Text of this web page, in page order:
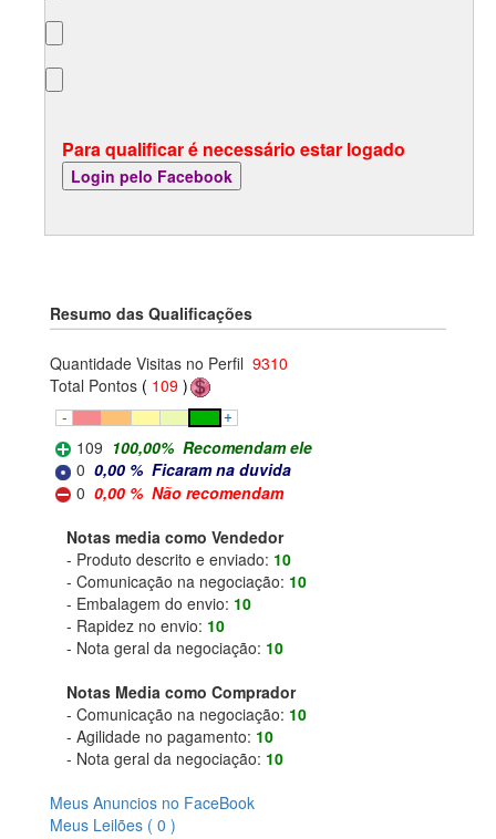
Para qualificar é necessário estar logado
Resumo das Qualificações
Quantidade Visitas no Perfil 9310
Total Pontos ( 109 )
109 100,00% Recomendam ele
0 0,00 % Ficaram na duvida
0 0,00 % Não recomendam
Notas media como Vendedor
- Produto descrito e enviado: 10
- Comunicação na negociação: 10
- Embalagem do envio: 10
- Rapidez no envio: 10
- Nota geral da negociação: 10
Notas Media como Comprador
- Comunicação na negociação: 10
- Agilidade no pagamento: 10
- Nota geral da negociação: 10
Meus Anuncios no FaceBook
Meus Leilões ( 0 )